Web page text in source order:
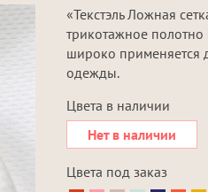
«Текстэль Ложная
трикотажное полотно
широко применяется
одежды.
Цвета в наличии
Нет в наличии
Цвета под заказ